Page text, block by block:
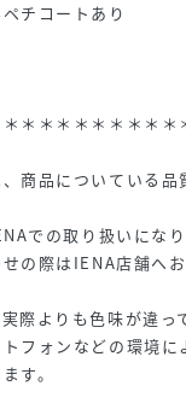
チコートあり
＊＊＊＊＊＊＊＊＊
商品についている品
での取り扱いになり
の際はIENA店舗へお
際よりも色味が違っ
フォンなどの環境
す。